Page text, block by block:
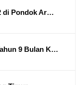
di Pondok Ar…
9 Bulan K…